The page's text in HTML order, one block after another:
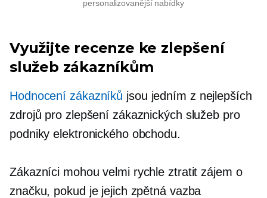
personalizovanější nabídky
Využijte recenze ke zlepšení
služeb zákazníkům
Hodnocení zákazníků jsou jedním z nejlepších
zdrojů pro zlepšení zákaznických služeb pro
podniky elektronického obchodu.
Zákazníci mohou velmi rychle ztratit zájem o
značku, pokud je jejich zpětná vazba